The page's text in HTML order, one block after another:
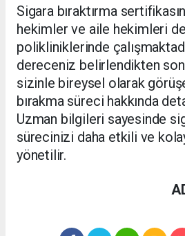
Sigara bıraktırma
hekimler ve aile hekimleri
polikliniklerinde
dereceniz belirlendikten
sizinle bireysel olarak
bırakma süreci hakkında
Uzman bilgileri sayesinde
sürecinizi daha etkili ve
yönetilir.